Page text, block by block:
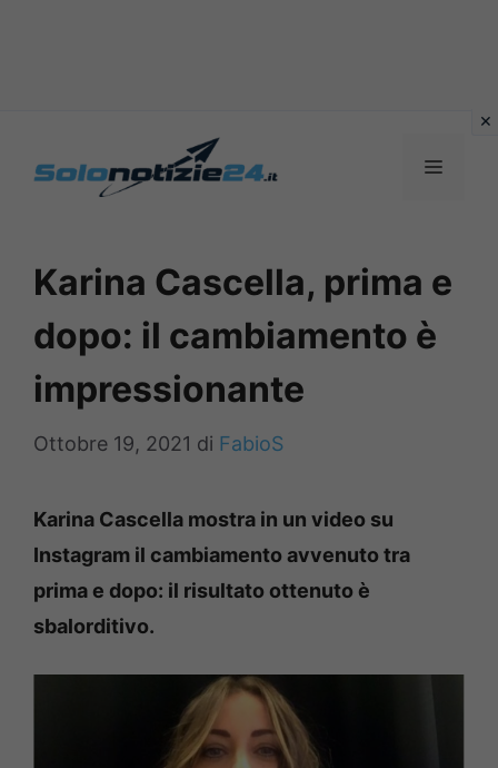
MENU
Karina Cascella, prima e
dopo: il cambiamento è
impressionante
Ottobre 19, 2021 di FabioS
Karina Cascella mostra in un video su
Instagram il cambiamento avvenuto tra
prima e dopo: il risultato ottenuto è
sbalorditivo.